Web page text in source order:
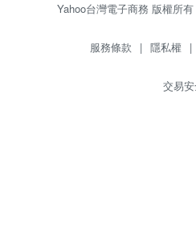
Yahoo台灣電子商務 版權所
服務條款 | 隱私權 |
交易